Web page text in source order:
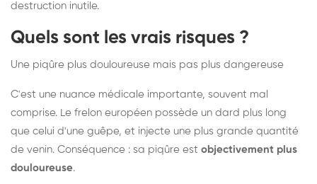
destruction inutile.
Quels sont les vrais risques ?
Une piqûre plus douloureuse mais pas plus dangereuse
C'est une nuance médicale importante, souvent mal
comprise. Le frelon européen possède un dard plus long
que celui d'une guêpe, et injecte une plus grande quantité
de venin. Conséquence : sa piqûre est objectivement plus
douloureuse.